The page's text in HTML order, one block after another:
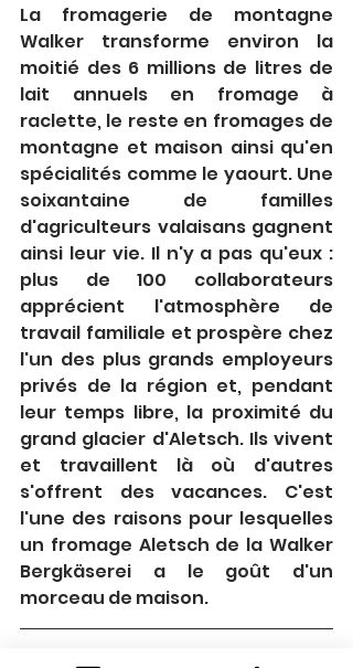
La fromagerie de montagne
Walker transforme environ la
moitié des 6 millions de litres de
lait annuels en fromage à
raclette, le reste en fromages de
montagne et maison ainsi qu'en
spécialités comme le yaourt. Une
soixantaine de familles
d'agriculteurs valaisans gagnent
ainsi leur vie. Il n'y a pas qu'eux :
plus de 100 collaborateurs
apprécient l'atmosphère de
travail familiale et prospère chez
l'un des plus grands employeurs
privés de la région et, pendant
leur temps libre, la proximité du
grand glacier d'Aletsch. Ils vivent
et travaillent là où d'autres
s'offrent des vacances. C'est
l'une des raisons pour lesquelles
un fromage Aletsch de la Walker
Bergkäserei a le goût d'un
morceau de maison.